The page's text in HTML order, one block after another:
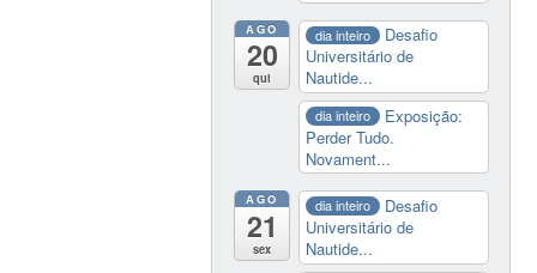
AGO
20
qui
dia inteiro
Desafio
Universitário de
Nautide...
dia inteiro
Exposição:
Perder Tudo.
Novament...
AGO
21
sex
dia inteiro
Desafio
Universitário de
Nautide...